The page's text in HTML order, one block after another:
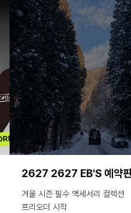
2627 2627 EB'S 예약
겨울 시즌 필수 액세서리 컬렉션
프리오더 시작